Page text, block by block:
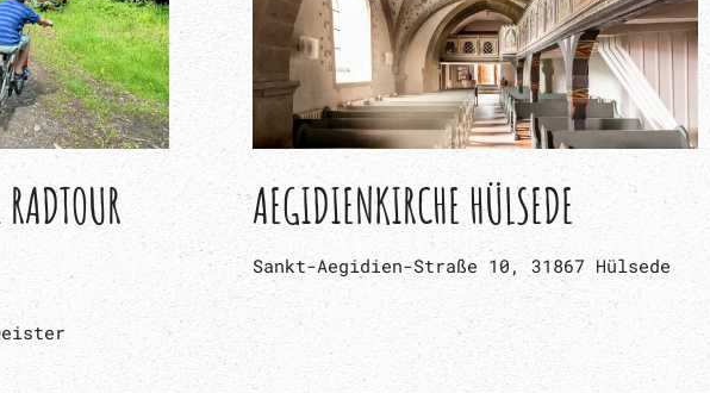
AEGIDIENKIRCHE HÜLSEDE
Sankt-Aegidien-Straße 10, 31867 Hülsede